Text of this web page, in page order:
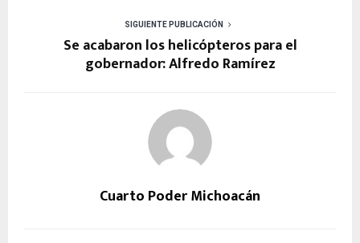
SIGUIENTE PUBLICACIÓN
Se acabaron los helicópteros para el
gobernador: Alfredo Ramírez
Cuarto Poder Michoacán